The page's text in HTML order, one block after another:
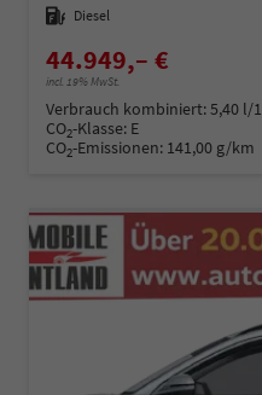
Kraftstoff Diesel
44.949,– €
incl. 19% MwSt.
Verbrauch kombiniert:5,40 l/
CO2-Klasse: E
CO2-Emissionen: 141,00 g/km